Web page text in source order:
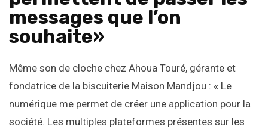
messages que l’on
souhaite»
Même son de cloche chez Ahoua Touré, gérante et
fondatrice de la biscuiterie Maison Mandjou : « Le
numérique me permet de créer une application pour la
société. Les multiples plateformes présentes sur les